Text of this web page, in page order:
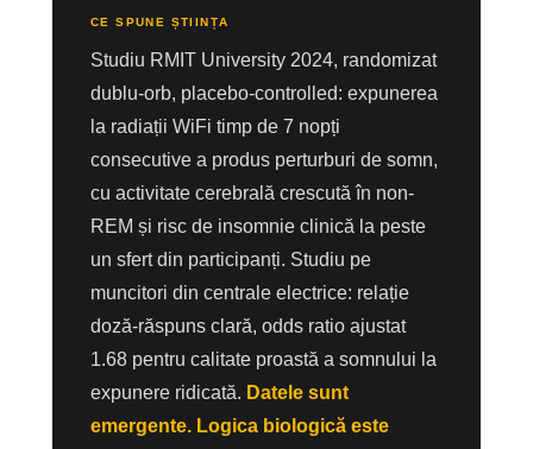
CE SPUNE ȘTIINȚA
Studiu RMIT University 2024, randomizat
dublu-orb, placebo-controlled: expunerea
la radiații WiFi timp de 7 nopți
consecutive a produs perturburi de somn,
cu activitate cerebrală crescută în non-
REM și risc de insomnie clinică la peste
un sfert din participanți. Studiu pe
muncitori din centrale electrice: relație
doză-răspuns clară, odds ratio ajustat
1.68 pentru calitate proastă a somnului la
expunere ridicată. Datele sunt
emergente. Logica biologică este